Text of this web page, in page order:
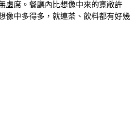
虛席。餐廳內比想像中來的寬敝許
像中多得多，就連茶、飲料都有好幾